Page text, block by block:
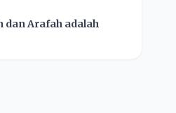
dan Arafah adalah